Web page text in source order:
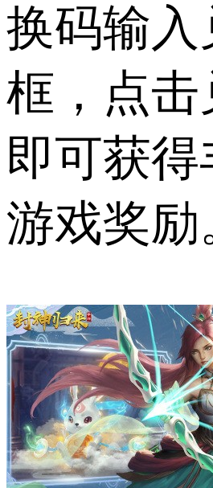
换码输入
框，点击
即可获得
游戏奖励